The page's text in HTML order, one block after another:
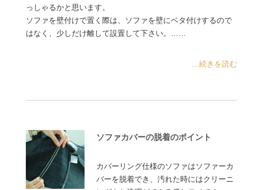
っしゃるかと思います。
ソファを壁付けで置く際は、ソファを壁にベタ付けするので
はなく、少しだけ離して設置して下さい。……
...続きを読む
ソファカバーの脱着のポイント
カバーリング仕様のソファはソファーカ
バーを脱着でき、汚れた時にはクリーニ